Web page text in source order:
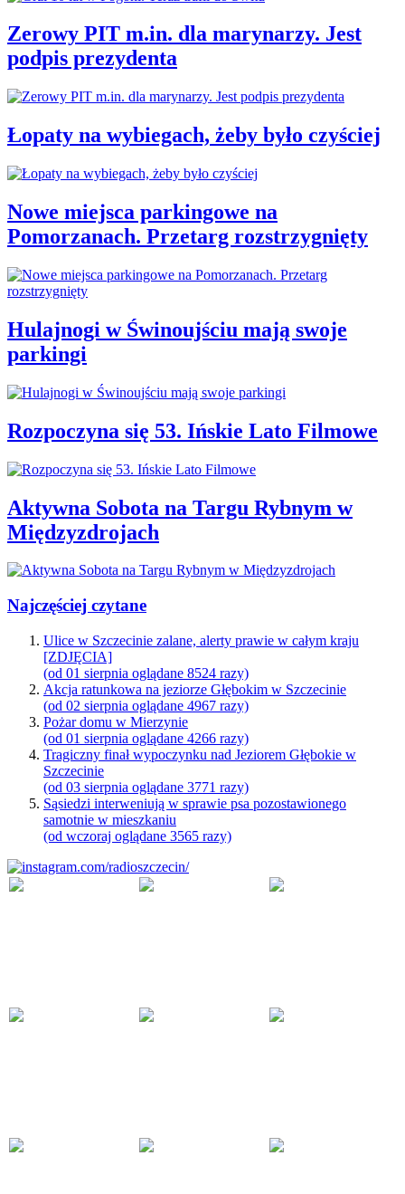
Zerowy PIT m.in. dla marynarzy. Jest
podpis prezydenta
Łopaty na wybiegach, żeby było czyściej
Nowe miejsca parkingowe na
Pomorzanach. Przetarg rozstrzygnięty
Hulajnogi w Świnoujściu mają swoje
parkingi
Rozpoczyna się 53. Ińskie Lato Filmowe
Aktywna Sobota na Targu Rybnym w
Międzyzdrojach
Najczęściej czytane
Ulice w Szczecinie zalane, alerty prawie w całym kraju
[ZDJĘCIA]
(od 01 sierpnia oglądane 8524 razy)
Akcja ratunkowa na jeziorze Głębokim w Szczecinie
(od 02 sierpnia oglądane 4967 razy)
Pożar domu w Mierzynie
(od 01 sierpnia oglądane 4266 razy)
Tragiczny finał wypoczynku nad Jeziorem Głębokie w
Szczecinie
(od 03 sierpnia oglądane 3771 razy)
Sąsiedzi interweniują w sprawie psa pozostawionego
samotnie w mieszkaniu
(od wczoraj oglądane 3565 razy)